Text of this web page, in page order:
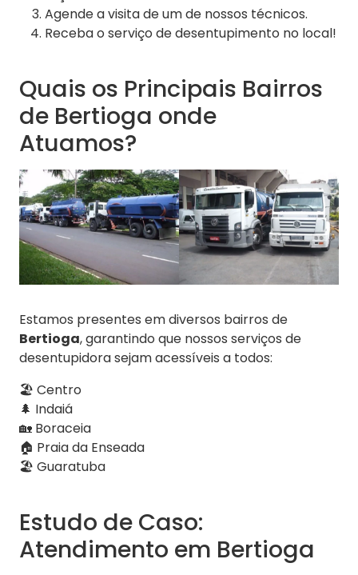
Agende a visita de um de nossos técnicos.
Receba o serviço de desentupimento no local!
Quais os Principais Bairros
de Bertioga onde
Atuamos?
Estamos presentes em diversos bairros de
Bertioga, garantindo que nossos serviços de
desentupidora sejam acessíveis a todos:
🏖️ Centro
🌲 Indaiá
🏡 Boraceia
🏠 Praia da Enseada
🏖️ Guaratuba
Estudo de Caso:
Atendimento em Bertioga